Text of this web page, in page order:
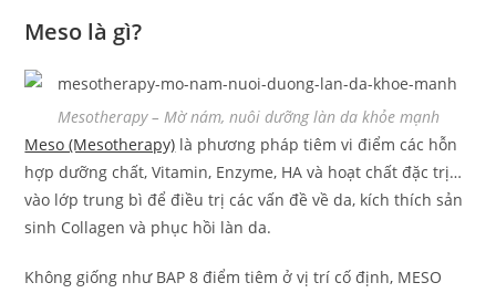
Meso là gì?
Mesotherapy – Mờ nám, nuôi dưỡng làn da khỏe mạnh
Meso (Mesotherapy) là phương pháp tiêm vi điểm các hỗn
hợp dưỡng chất, Vitamin, Enzyme, HA và hoạt chất đặc trị…
vào lớp trung bì để điều trị các vấn đề về da, kích thích sản
sinh Collagen và phục hồi làn da.
Không giống như BAP 8 điểm tiêm ở vị trí cố định, MESO